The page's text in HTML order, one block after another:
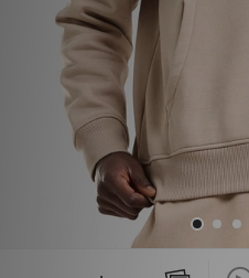
MENSAGENS
MY JD
SUBSCREVE
ESTADO DO TEU PEDIDO